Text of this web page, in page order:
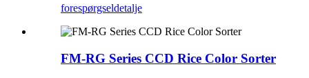
forespørgseldetalje
FM-RG Series CCD Rice Color Sorter